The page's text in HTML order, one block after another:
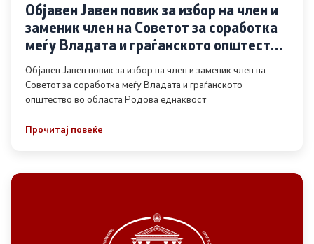
Отворени денови за иницијативи на граѓанските
организации
Финансиска поддршка
Објавен Јавен повик за избор на член и
заменик член на Советот за соработка
меѓу Владата и граѓанското општество
во областа Родова еднаквост
Објавен Јавен повик за избор на член и заменик член на
Советот за соработка меѓу Владата и граѓанското
општество во областа Родова еднаквост
Прочитај повеќе